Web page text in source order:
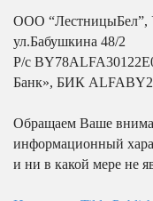
ООО “ЛестницыБел”,
ул.Бабушкина 48/2
Р/с
Банк», БИК
Обращаем Ваше
информационный
и ни в какой мере не